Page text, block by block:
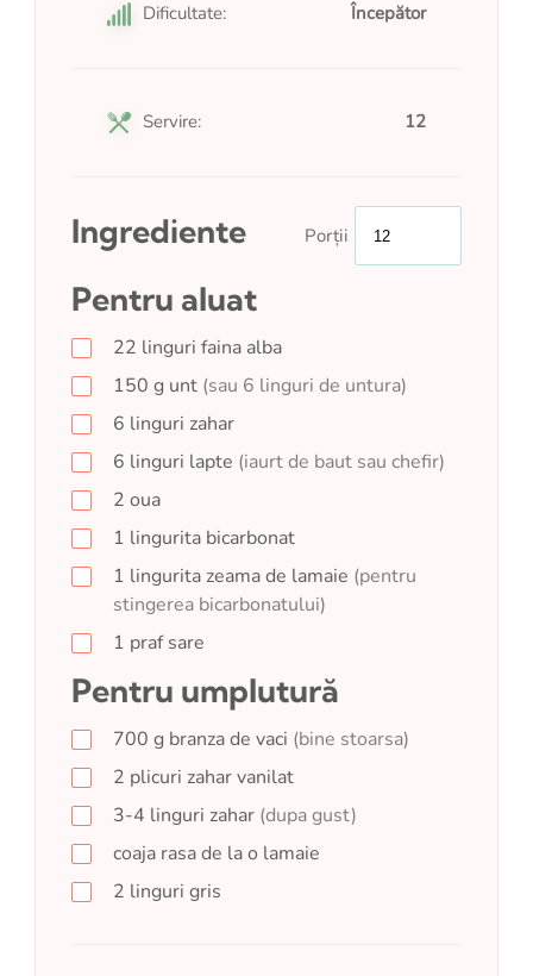
Dificultate: Începător
Servire: 12
Ingrediente Porții
Pentru aluat
22 linguri faina alba
150 g unt (sau 6 linguri de untura)
6 linguri zahar
6 linguri lapte (iaurt de baut sau chefir)
2 oua
1 lingurita bicarbonat
1 lingurita zeama de lamaie (pentru
stingerea bicarbonatului)
1 prafsare
Pentru umplutură
700 g branza de vaci (bine stoarsa)
2 plicuri zahar vanilat
3-4 linguri zahar (dupa gust)
coaja rasa de la o lamaie
2 linguri gris